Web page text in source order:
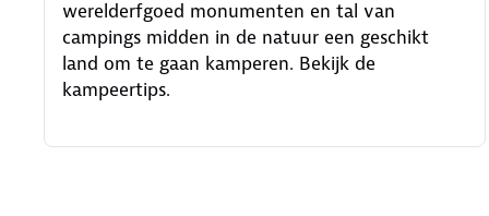
werelderfgoed monumenten en tal van
campings midden in de natuur een geschikt
land om te gaan kamperen. Bekijk de
kampeertips.